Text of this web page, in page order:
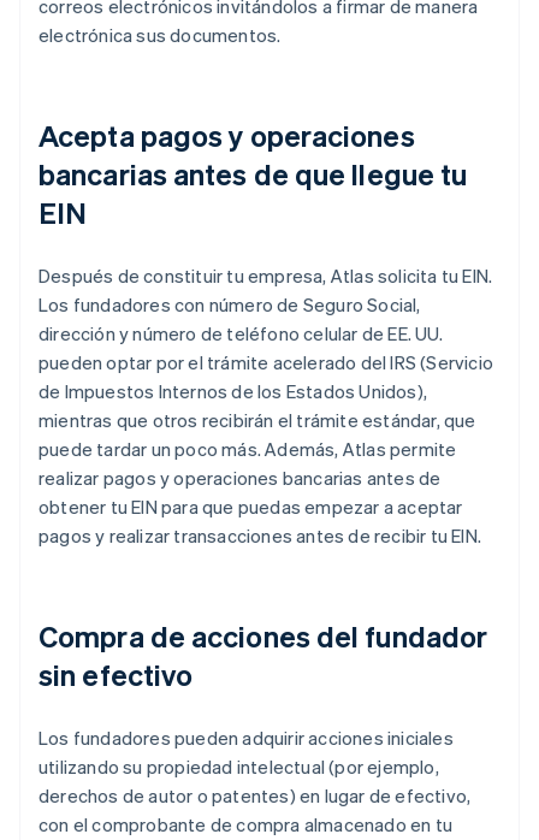
correos electrónicos invitándolos a firmar de manera
electrónica sus documentos.
Acepta pagos y operaciones
bancarias antes de que llegue tu
EIN
Después de constituir tu empresa, Atlas solicita tu EIN.
Los fundadores con número de Seguro Social,
dirección y número de teléfono celular de EE. UU.
pueden optar por el trámite acelerado del IRS (Servicio
de Impuestos Internos de los Estados Unidos),
mientras que otros recibirán el trámite estándar, que
puede tardar un poco más. Además, Atlas permite
realizar pagos y operaciones bancarias antes de
obtener tu EIN para que puedas empezar a aceptar
pagos y realizar transacciones antes de recibir tu EIN.
Compra de acciones del fundador
sin efectivo
Los fundadores pueden adquirir acciones iniciales
utilizando su propiedad intelectual (por ejemplo,
derechos de autor o patentes) en lugar de efectivo,
con el comprobante de compra almacenado en tu